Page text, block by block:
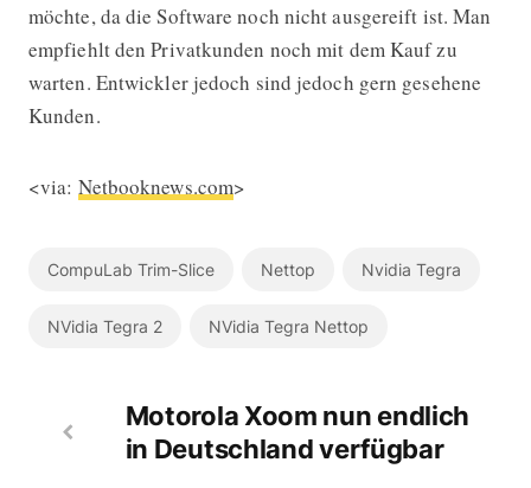
möchte, da die Software noch nicht ausgereift ist. Man
empfiehlt den Privatkunden noch mit dem Kauf zu
warten. Entwickler jedoch sind jedoch gern gesehene
Kunden.
<via: Netbooknews.com>
CompuLab Trim-Slice Nettop Nvidia Tegra
NVidia Tegra 2 NVidia Tegra Nettop
Motorola Xoom nun endlich
in Deutschland verfügbar